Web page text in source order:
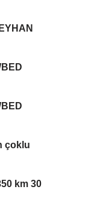
çoklu
km 30